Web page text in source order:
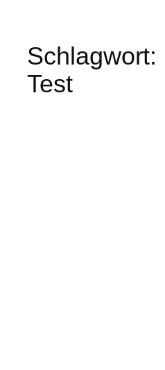
Schlagwort:
Test